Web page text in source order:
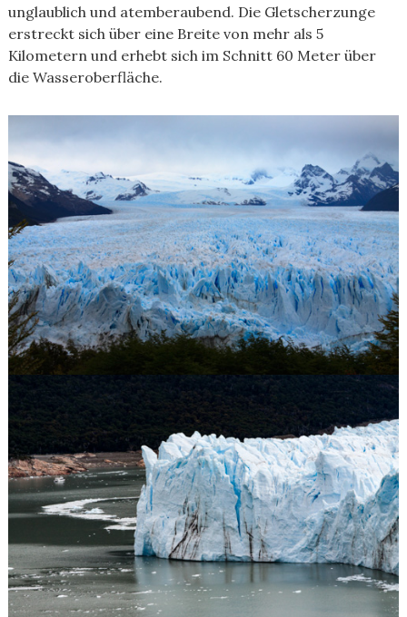
unglaublich und atemberaubend. Die Gletscherzunge
erstreckt sich über eine Breite von mehr als 5
Kilometern und erhebt sich im Schnitt 60 Meter über
die Wasseroberfläche.